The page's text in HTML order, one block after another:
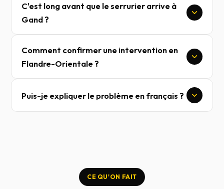
C'est long avant que le serrurier arrive à
Gand ?
Comment confirmer une intervention en
Flandre-Orientale ?
Puis-je expliquer le problème en français ?
CE QU'ON FAIT